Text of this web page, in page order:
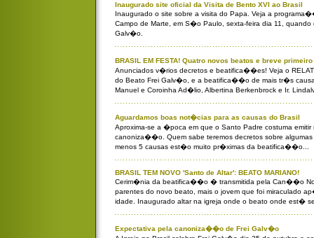
Inaugurado site oficial da Visita de Bento XVI ao Brasil
Inaugurado o site sobre a visita do Papa. Veja a
Campo de Marte, em S�o Paulo, sexta-feira dia 11,
Galv�o.
BRASIL EM FESTA! Quatro novos beatos e breve
Anunciados v�rios decretos e beatifica��es! Veja o
do Beato Frei Galv�o, e a beatifica��o de mais tr�s
Manuel e Coroinha Ad�lio, Albertina Berkenbrock e Ir.
Aguardamos boas not�cias para as causas do Brasil
Aproxima-se a �poca em que o Santo Padre costuma
canoniza��o. Quem sabe teremos decretos sobre
menos 5 causas est�o muito pr�ximas da beatifica��o...
BRASIL TEM NOVO 'Santo de Altar': BEATO MARIANO!
Cerim�nia da beatifica��o � transmitida pela Can��o
parentes do novo beato, mais o jovem que foi miraculado
idade. Inaugurado altar na igreja onde o beato onde est�
Expectativa pela canoniza��o de Frei Galv�o